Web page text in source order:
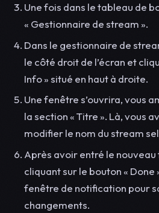
Une fois dans le tableau de
« Gestionnaire de stream ».
Dans le gestionnaire de
le côté droit de l’écran et
Info » situé en haut à droite.
Une fenêtre s’ouvrira, vous
la section « Titre ». Là, vous
modifier le nom du stream
Après avoir entré le nouveau
cliquant sur le bouton « Done
fenêtre de notification pour
changements.